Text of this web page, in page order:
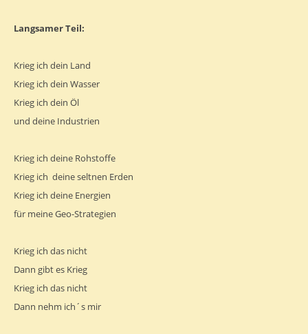
Langsamer Teil:
Krieg ich dein Land
Krieg ich dein Wasser
Krieg ich dein Öl
und deine Industrien
Krieg ich deine Rohstoffe
Krieg ich deine seltnen Erden
Krieg ich deine Energien
für meine Geo-Strategien
Krieg ich das nicht
Dann gibt es Krieg
Krieg ich das nicht
Dann nehm ich´s mir